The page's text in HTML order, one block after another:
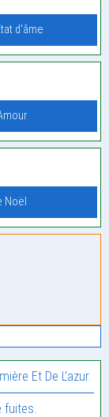
d'âme
Noël
Et De L’azur.
fuites.